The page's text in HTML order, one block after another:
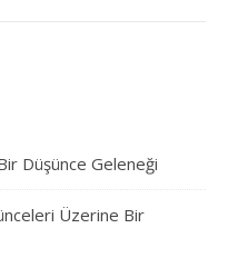
Düşünce Geleneği
Üzerine Bir